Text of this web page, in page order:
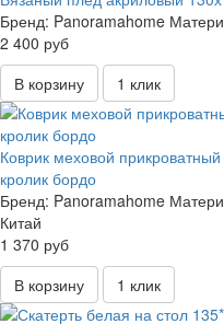
Бренд: Panoramahome
2 400 руб
В корзину
1 клик
Коврик меховой
кролик бордо
Бренд: Panoramahome
Китай
1 370 руб
В корзину
1 клик